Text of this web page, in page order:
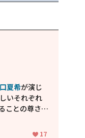
夏希が演じ
いそれぞれ
ことの尊さを
映画「あの
、君とまた出
17